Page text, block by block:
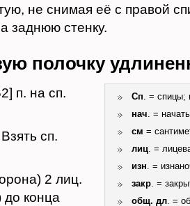
не снимая её с правой
заднюю стенку.
полочку
Сп . =
нач . =
см =
лиц . =
изн . =
закр . =
общ. дл . =
п. на сп.
сп.
2 лиц.
до конца